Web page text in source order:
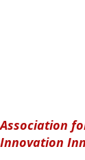
Association
Innovation